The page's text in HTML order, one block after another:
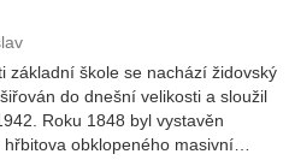
základní škole se nachází židovský
do dnešní velikosti a sloužil
Roku 1848 byl vystavěn
obklopeného masivní…